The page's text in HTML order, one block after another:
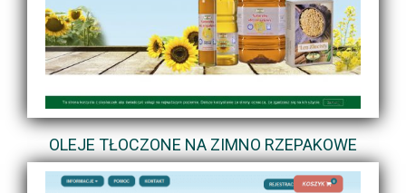
OLEJE TŁOCZONE NA ZIMNO RZEPAKOWE